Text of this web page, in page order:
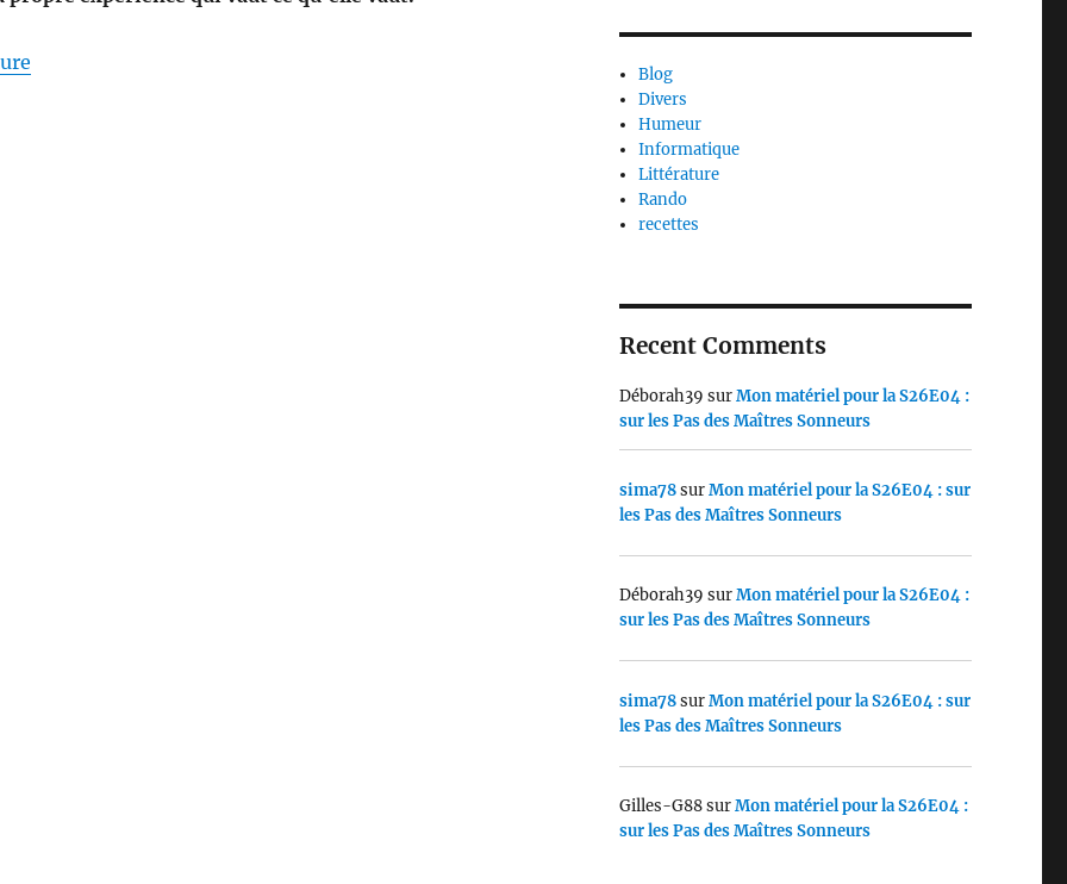
de « Sac de couchage – duvet ou synthétique »
Blog
Divers
Humeur
Informatique
Littérature
Rando
recettes
Recent Comments
Déborah39 surMon matériel pour la S26E04 :
sur les Pas des Maîtres Sonneurs
sima78surMon matériel pour la S26E04 : sur
les Pas des Maîtres Sonneurs
Déborah39 surMon matériel pour la S26E04 :
sur les Pas des Maîtres Sonneurs
sima78surMon matériel pour la S26E04 : sur
les Pas des Maîtres Sonneurs
Gilles-G88surMon matériel pour la S26E04 :
sur les Pas des Maîtres Sonneurs